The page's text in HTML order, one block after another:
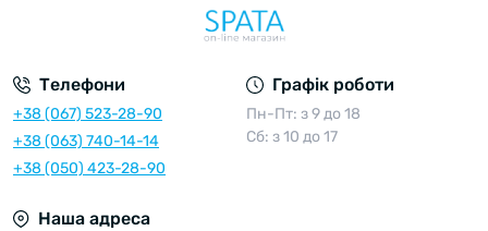
Телефони
+38 (067) 523-28-90
+38 (063) 740-14-14
+38 (050) 423-28-90
Графік роботи
Пн-Пт: з 9 до 18
Сб: з 10 до 17
Наша адреса